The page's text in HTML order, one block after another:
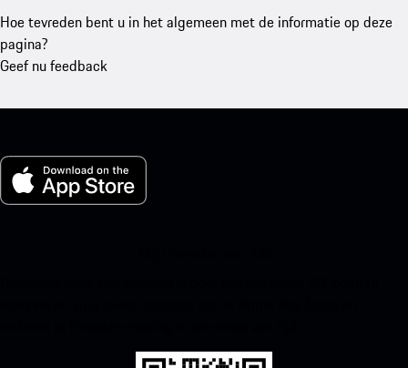
Hoe tevreden bent u in het algemeen met de informatie op deze
pagina?
Geef nu feedback